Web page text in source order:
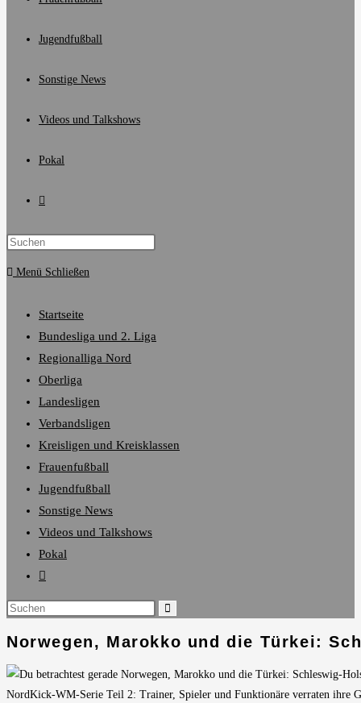
Jugendfußball
Sonstige News
Videos und Talkshows
Pokal
Website-
Suche
umschalten
Menü Schließen
Startseite
Bundesliga und 2. Liga
Regionalliga Nord
Oberliga
Landesligen
Verbandsligen
Kreisligen und Kreisklassen
Frauenfußball
Jugendfußball
Sonstige News
Videos und Talkshows
Pokal
Website-
umschalten
Norwegen, Marokko und die Türkei:
NordKick-WM-Serie Teil 2: Trainer, Spieler und Funktionäre verraten ihre